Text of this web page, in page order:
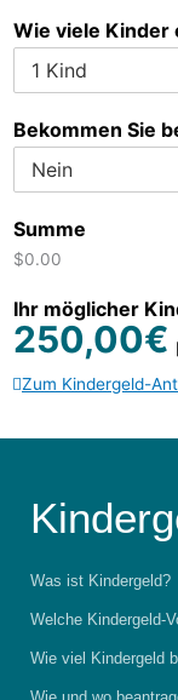
Wie viele Kinder
Bekommen Sie
Summe
$0.00
Ihr möglicher
250,00€
Zum Kindergeld-
Was ist Kindergeld?
Welche Kindergeld-
Wie viel Kindergeld